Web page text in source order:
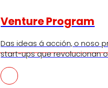
Venture Program
Das ideas á acción, o noso
start-ups que revolucionan